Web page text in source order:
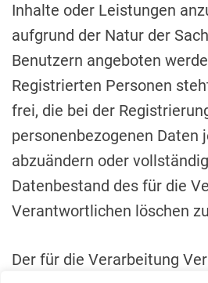
Inhalte oder Leistungen
aufgrund der Natur der
Benutzern angeboten
Registrierten Personen
frei, die bei der
personenbezogenen Daten
abzuändern oder
Datenbestand des für die
Verantwortlichen löschen
Der für die Verarbeitung